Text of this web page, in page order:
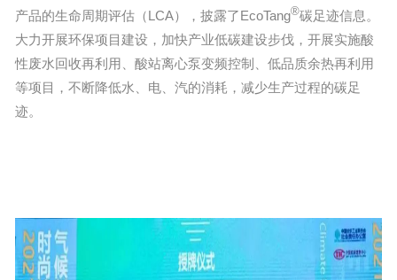
产品的生命周期评估（LCA），披露了EcoTang®碳足迹信息。
大力开展环保项目建设，加快产业低碳建设步伐，开展实施酸
性废水回收再利用、酸站离心泵变频控制、低品质余热再利用
等项目，不断降低水、电、汽的消耗，减少生产过程的碳足
迹。